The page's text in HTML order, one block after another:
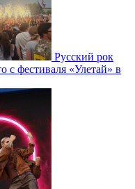
Русский рок
с фестиваля «Улетай» в